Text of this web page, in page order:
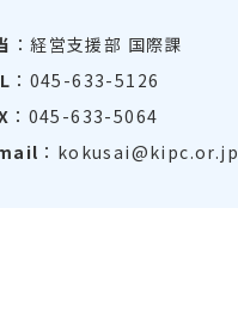
：経営支援部 国際課
：045-633-5126
：045-633-5064
：kokusai@kipc.or.jp